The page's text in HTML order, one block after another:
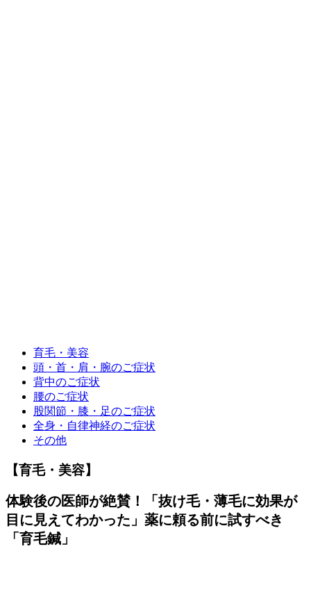
育毛・美容
頭・首・肩・腕のご症状
背中のご症状
腰のご症状
股関節・膝・足のご症状
全身・自律神経のご症状
その他
【育毛・美容】
体験後の医師が絶賛！「抜け毛・薄毛に効果が
目に見えてわかった」薬に頼る前に試すべき
「育毛鍼」